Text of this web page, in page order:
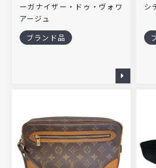
ーガナイザー・ドゥ・ヴォワ
アージュ
ブランド品
シ